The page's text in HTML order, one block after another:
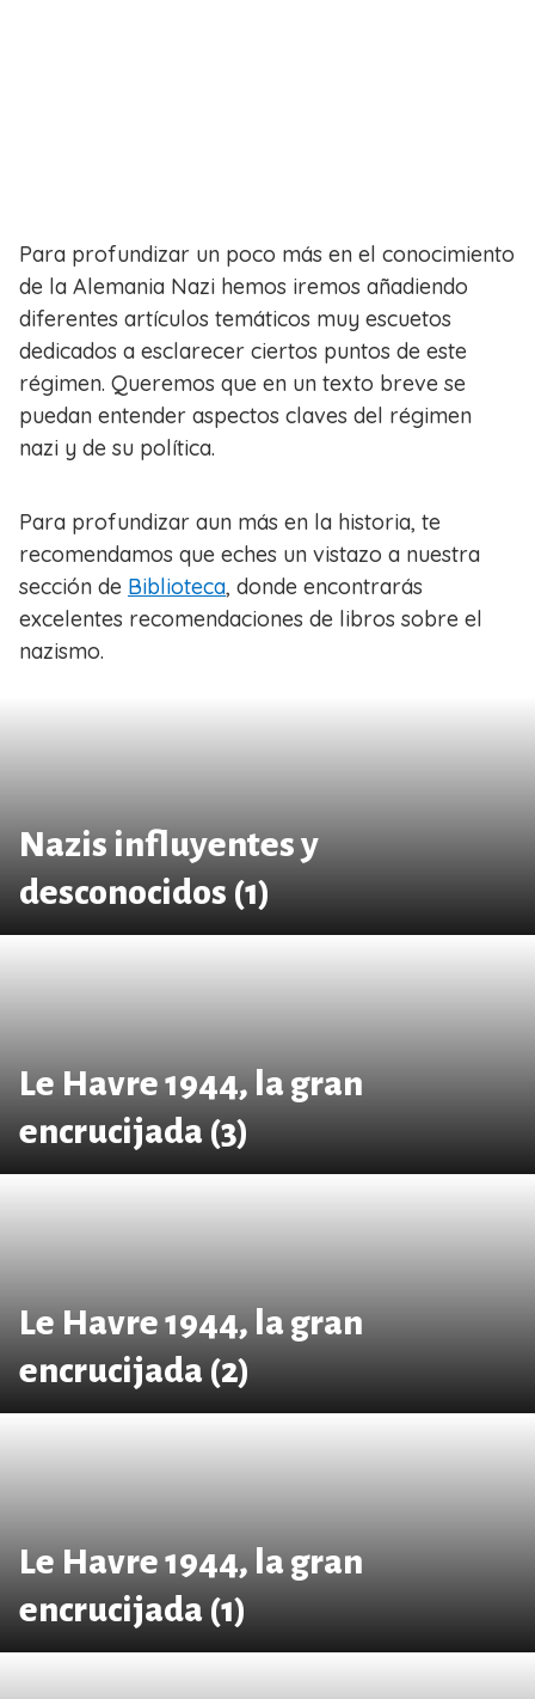
Para profundizar un poco más en el conocimiento
de la Alemania Nazi hemos iremos añadiendo
diferentes artículos temáticos muy escuetos
dedicados a esclarecer ciertos puntos de este
régimen. Queremos que en un texto breve se
puedan entender aspectos claves del régimen
nazi y de su política.
Para profundizar aun más en la historia, te
recomendamos que eches un vistazo a nuestra
sección de Biblioteca, donde encontrarás
excelentes recomendaciones de libros sobre el
nazismo.
Nazis influyentes y
desconocidos (1)
Le Havre 1944, la gran
encrucijada (3)
Le Havre 1944, la gran
encrucijada (2)
Le Havre 1944, la gran
encrucijada (1)